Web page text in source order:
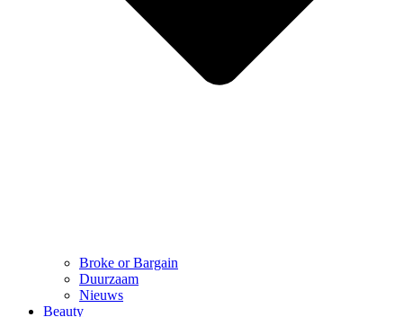
Broke or Bargain
Duurzaam
Nieuws
Beauty